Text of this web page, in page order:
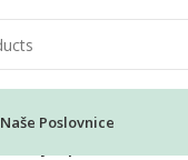
Naše Poslovnice